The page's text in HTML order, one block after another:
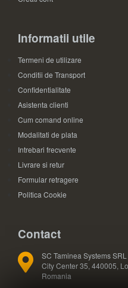
Informatii utile
Termeni de utilizare
Conditii de Transport
Confidentialitate
Asistenta clienti
Cum comand online
Modalitati de plata
Intrebari frecvente
Livrare si retur
Formular retragere
Politica Cookie
Contact
SC Taminea Systems
City Center 35, 440005,
Romania